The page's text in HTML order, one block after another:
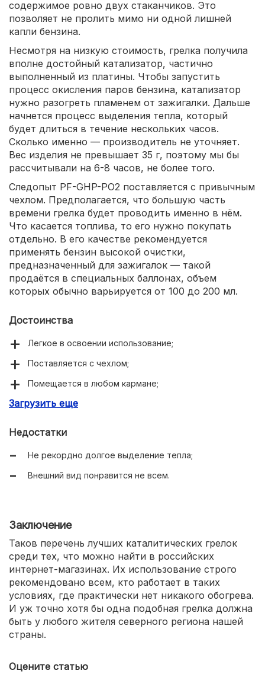
содержимое ровно двух стаканчиков. Это
позволяет не пролить мимо ни одной лишней
капли бензина.
Несмотря на низкую стоимость, грелка получила
вполне достойный катализатор, частично
выполненный из платины. Чтобы запустить
процесс окисления паров бензина, катализатор
нужно разогреть пламенем от зажигалки. Дальше
начнется процесс выделения тепла, который
будет длиться в течение нескольких часов.
Сколько именно — производитель не уточняет.
Вес изделия не превышает 35 г, поэтому мы бы
рассчитывали на 6-8 часов, не более того.
Следопыт PF-GHP-PO2 поставляется с привычным
чехлом. Предполагается, что большую часть
времени грелка будет проводить именно в нём.
Что касается топлива, то его нужно покупать
отдельно. В его качестве рекомендуется
применять бензин высокой очистки,
предназначенный для зажигалок — такой
продаётся в специальных баллонах, объем
которых обычно варьируется от 100 до 200 мл.
Достоинства
Легкое в освоении использование;
Поставляется с чехлом;
Помещается в любом кармане;
В комплекте есть мерная лейка;
Загрузить еще
Недостатки
Не рекордно долгое выделение тепла;
Внешний вид понравится не всем.
Заключение
Таков перечень лучших каталитических грелок
среди тех, что можно найти в российских
интернет-магазинах. Их использование строго
рекомендовано всем, кто работает в таких
условиях, где практически нет никакого обогрева.
И уж точно хотя бы одна подобная грелка должна
быть у любого жителя северного региона нашей
страны.
Оцените статью